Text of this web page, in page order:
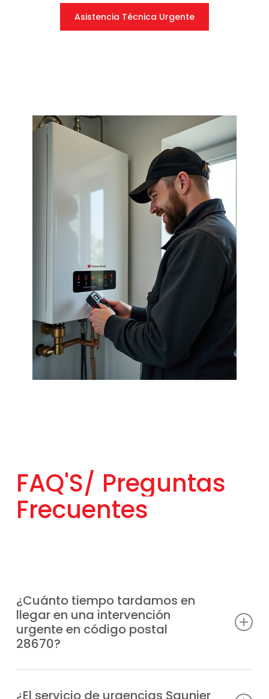
Asistencia Técnica Urgente
FAQ'S/ Preguntas
Frecuentes
¿Cuánto tiempo tardamos en
llegar en una intervención
urgente en código postal
28670?
estratégicamente distribuidas para acudir
¿El servicio de urgencias Saunier